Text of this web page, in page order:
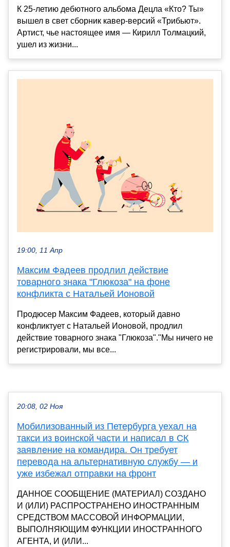
К 25-летию дебютного альбома Децла «Кто? Ты»
вышел в свет сборник кавер-версий «Трибьют».
Артист, чье настоящее имя — Кирилл Толмацкий,
ушел из жизни...
19:00, 11 Апр
Максим Фадеев продлил действие
товарного знака "Глюкоза" на фоне
конфликта с Натальей Ионовой
Продюсер Максим Фадеев, который давно
конфликтует с Натальей Ионовой, продлил
действие товарного знака "Глюкоза"."Мы ничего не
регистрировали, мы все...
20:08, 02 Ноя
Мобилизованный из Петербурга уехал на
такси из воинской части и написал в СК
заявление на командира. Он требует
перевода на альтернативную службу — и
уже избежал отправки на фронт
ДАННОЕ СООБЩЕНИЕ (МАТЕРИАЛ) СОЗДАНО
И (ИЛИ) РАСПРОСТРАНЕНО ИНОСТРАННЫМ
СРЕДСТВОМ МАССОВОЙ ИНФОРМАЦИИ,
ВЫПОЛНЯЮЩИМ ФУНКЦИИ ИНОСТРАННОГО
АГЕНТА, И (ИЛИ...